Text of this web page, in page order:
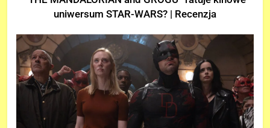
uniwersum STAR-WARS? | Recenzja